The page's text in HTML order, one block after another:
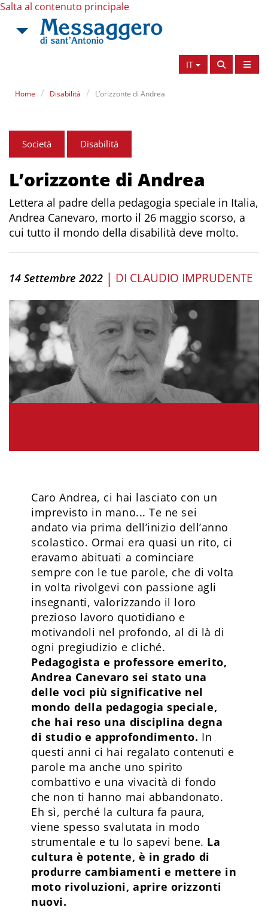
Salta al contenuto principale
IT
Home Disabilità L’orizzonte di Andrea
Società Disabilità
L’orizzonte di Andrea
Lettera al padre della pedagogia speciale in Italia,
Andrea Canevaro, morto il 26 maggio scorso, a
cui tutto il mondo della disabilità deve molto.
14 Settembre 2022 | DI CLAUDIO IMPRUDENTE
Caro Andrea, ci hai lasciato con un
imprevisto in mano... Te ne sei
andato via prima dell’inizio dell’anno
scolastico. Ormai era quasi un rito, ci
eravamo abituati a cominciare
sempre con le tue parole, che di volta
in volta rivolgevi con passione agli
insegnanti, valorizzando il loro
prezioso lavoro quotidiano e
motivandoli nel profondo, al di là di
ogni pregiudizio e cliché.
Pedagogista e professore emerito,
Andrea Canevaro sei stato una
delle voci più significative nel
mondo della pedagogia speciale,
che hai reso una disciplina degna
di studio e approfondimento. In
questi anni ci hai regalato contenuti e
parole ma anche uno spirito
combattivo e una vivacità di fondo
che non ti hanno mai abbandonato.
Eh sì, perché la cultura fa paura,
viene spesso svalutata in modo
strumentale e tu lo sapevi bene. La
cultura è potente, è in grado di
produrre cambiamenti e mettere in
moto rivoluzioni, aprire orizzonti
nuovi.